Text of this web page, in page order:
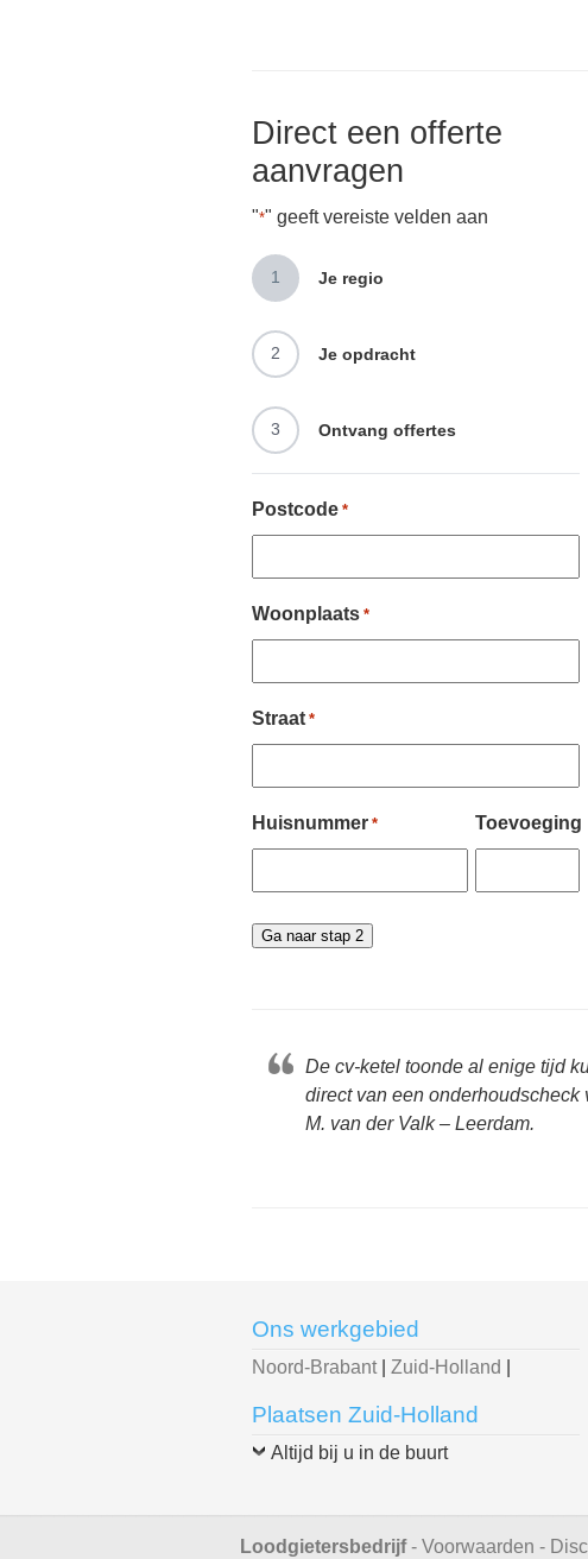
Direct een offerte
aanvragen
"*" geeft vereiste velden aan
1 Je regio
2 Je opdracht
3 Ontvang offertes
Postcode *
Woonplaats *
Straat *
Huisnummer * Toevoeging
De cv-ketel toonde al enige tijd
direct van een
M. van der Valk – Leerdam.
Ons werkgebied
Noord-Brabant Zuid-Holland
Plaatsen Zuid-Holland
Altijd bij u in de buurt
Loodgietersbedrijf- Voorwaarden -